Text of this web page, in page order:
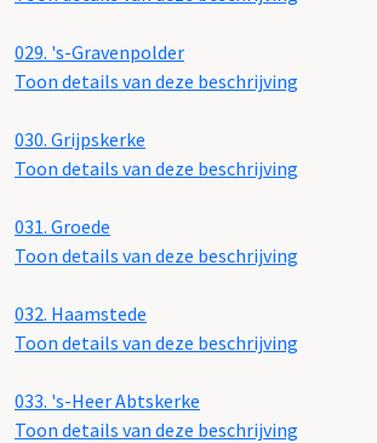
029. 's-Gravenpolder
Toon details van deze beschrijving
030. Grijpskerke
Toon details van deze beschrijving
031. Groede
Toon details van deze beschrijving
032. Haamstede
Toon details van deze beschrijving
033. 's-Heer Abtskerke
Toon details van deze beschrijving